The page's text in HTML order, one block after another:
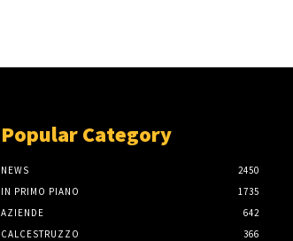
Popular Category
NEWS
2450
IN PRIMO PIANO
1735
AZIENDE
642
CALCESTRUZZO
366